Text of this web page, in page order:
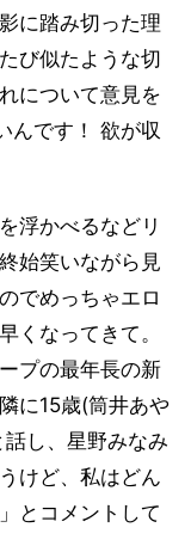
に踏み切った理
び似たような切
について意見を
んです！ 欲が収
浮かべるなどリ
始笑いながら見
でめっちゃエロ
くなってきて。
プの最年長の新
に15歳(筒井あや
し、星野みなみ
けど、私はどん
とコメントして